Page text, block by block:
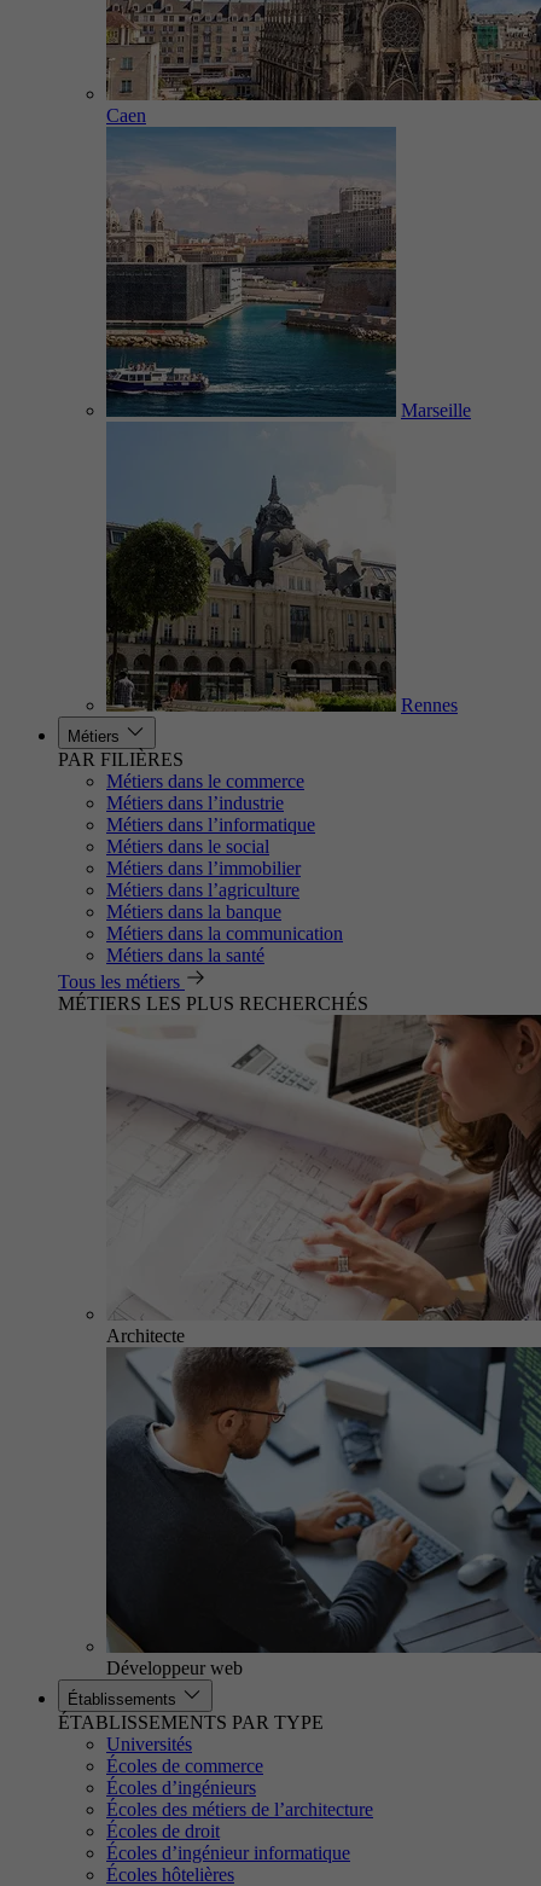
Caen
Marseille
Rennes
Métiers
PAR FILIÈRES
Métiers dans le commerce
Métiers dans l’industrie
Métiers dans l’informatique
Métiers dans le social
Métiers dans l’immobilier
Métiers dans l’agriculture
Métiers dans la banque
Métiers dans la communication
Métiers dans la santé
Tous les métiers
MÉTIERS LES PLUS RECHERCHÉS
Architecte
Développeur web
Établissements
ÉTABLISSEMENTS PAR TYPE
Universités
Écoles de commerce
Écoles d’ingénieurs
Écoles des métiers de l’architecture
Écoles de droit
Écoles d’ingénieur informatique
Écoles hôtelières